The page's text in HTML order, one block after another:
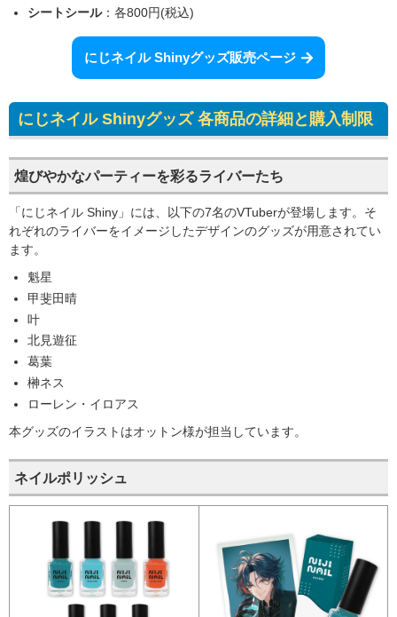
シートシール：各800円(税込)
にじネイル Shinyグッズ販売ページ
にじネイル Shinyグッズ 各商品の詳細と購入制限
煌びやかなパーティーを彩るライバーたち
「にじネイル Shiny」には、以下の7名のVTuberが登場します。そ
れぞれのライバーをイメージしたデザインのグッズが用意されてい
ます。
魁星
甲斐田晴
叶
北見遊征
葛葉
榊ネス
ローレン・イロアス
本グッズのイラストはオットン様が担当しています。
ネイルポリッシュ